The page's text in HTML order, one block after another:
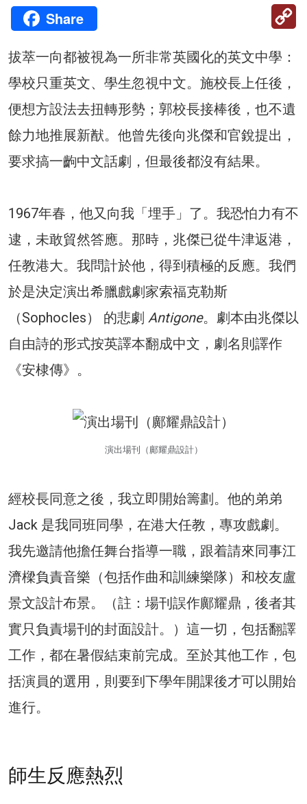
Share
拔萃一向都被視為一所非常英國化的英文中學：
學校只重英文、學生忽視中文。施校長上任後，
便想方設法去扭轉形勢；郭校長接棒後，也不遺
餘力地推展新猷。他曾先後向兆傑和官銳提出，
要求搞一齣中文話劇，但最後都沒有結果。
1967年春，他又向我「埋手」了。我恐怕力有不
逮，未敢貿然答應。那時，兆傑已從牛津返港，
任教港大。我問計於他，得到積極的反應。我們
於是決定演出希臘戲劇家索福克勒斯
（Sophocles） 的悲劇 Antigone。劇本由兆傑以
自由詩的形式按英譯本翻成中文，劇名則譯作
《安棣傳》。
演出場刊（鄺耀鼎設計）
經校長同意之後，我立即開始籌劃。他的弟弟
Jack 是我同班同學，在港大任教，專攻戲劇。
我先邀請他擔任舞台指導一職，跟着請來同事江
濟樑負責音樂（包括作曲和訓練樂隊）和校友盧
景文設計布景。（註：場刊誤作鄺耀鼎，後者其
實只負責場刊的封面設計。）這一切，包括翻譯
工作，都在暑假結束前完成。至於其他工作，包
括演員的選用，則要到下學年開課後才可以開始
進行。
師生反應熱烈